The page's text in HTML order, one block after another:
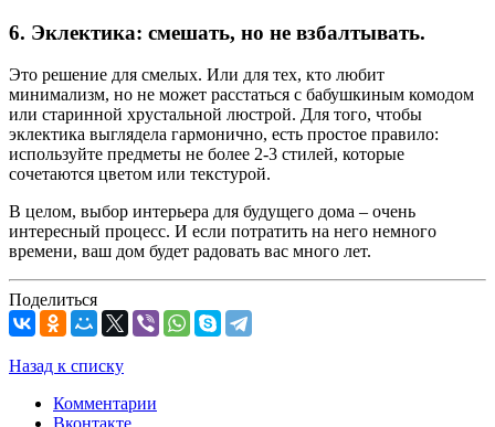
6. Эклектика: смешать, но не взбалтывать.
Это решение для смелых. Или для тех, кто любит
минимализм, но не может расстаться с бабушкиным комодом
или старинной хрустальной люстрой. Для того, чтобы
эклектика выглядела гармонично, есть простое правило:
используйте предметы не более 2-3 стилей, которые
сочетаются цветом или текстурой.
В целом, выбор интерьера для будущего дома – очень
интересный процесс. И если потратить на него немного
времени, ваш дом будет радовать вас много лет.
Поделиться
Назад к списку
Комментарии